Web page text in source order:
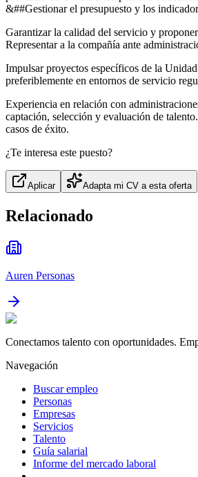
&##Gestionar el presupuesto y los
Garantizar la calidad del servicio y
Representar a la compañía ante
Impulsar proyectos específicos de la
preferiblemente en entornos de servicio
Experiencia en relación con
captación, selección y evaluación de
casos de éxito.
¿Te interesa este puesto?
Aplicar Adapta mi CV a esta oferta
Relacionado
Auren Personas
Conectamos talento con oportunidades.
Navegación
Buscar empleo
Personas
Empresas
Servicios
Talento
Guía salarial
Informe del mercado laboral